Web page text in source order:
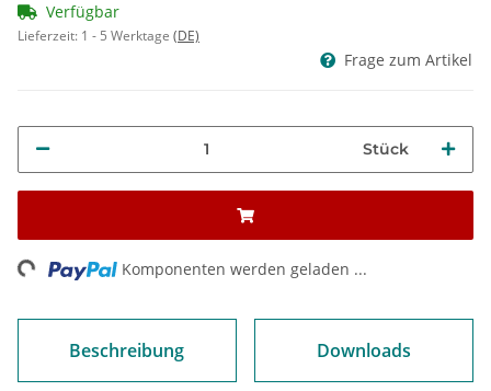
Verfügbar
Lieferzeit: 1 - 5 Werktage (DE)
Frage zum Artikel
Stück
Komponenten werden geladen ...
Beschreibung Downloads